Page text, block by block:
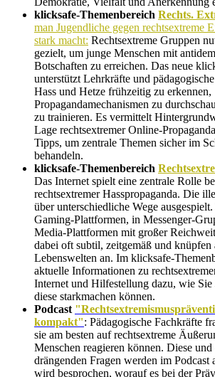
klicksafe-Themenbereich Rechts.
man Jugendliche gegen rechtsextreme
stark macht: Rechtsextreme Gruppen
gezielt, um junge Menschen mit
Botschaften zu erreichen. Das neue
unterstützt Lehrkräfte und
Hass und Hetze frühzeitig zu erkennen,
Propagandamechanismen zu
zu trainieren. Es vermittelt
Lage rechtsextremer Online-
Tipps, um zentrale Themen sicher im
behandeln.
klicksafe-Themenbereich
Das Internet spielt eine zentrale Rolle
rechtsextremer Hasspropaganda. Die
über unterschiedliche Wege
Gaming-Plattformen, in Messenger-
Media-Plattformen mit großer
dabei oft subtil, zeitgemäß und knüpfen
Lebenswelten an. Im klicksafe-
aktuelle Informationen zu
Internet und Hilfestellung dazu, wie Sie
diese starkmachen können.
Podcast
kompakt": Pädagogische Fachkräfte
sie am besten auf rechtsextreme
Menschen reagieren können. Diese
drängenden Fragen werden im Podcast
wird besprochen, worauf es bei der